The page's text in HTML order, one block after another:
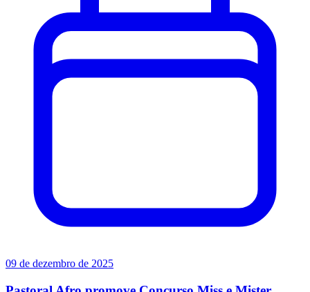
09 de dezembro de 2025